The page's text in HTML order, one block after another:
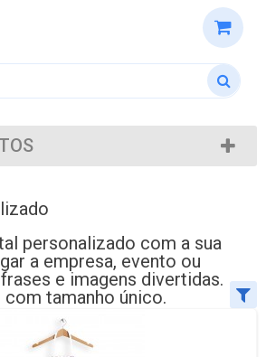
personalizado com a sua
a empresa, evento ou
e imagens divertidas.
tamanho único.